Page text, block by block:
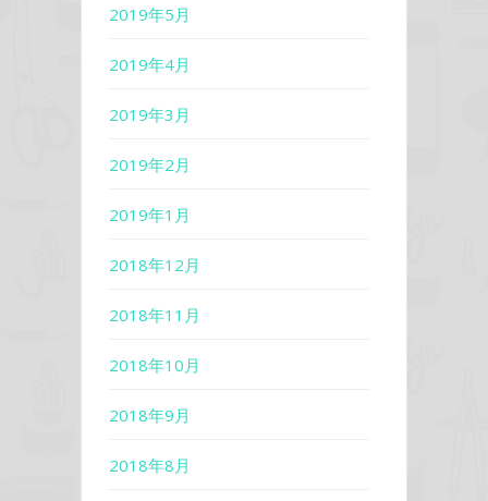
2019年5月
2019年4月
2019年3月
2019年2月
2019年1月
2018年12月
2018年11月
2018年10月
2018年9月
2018年8月